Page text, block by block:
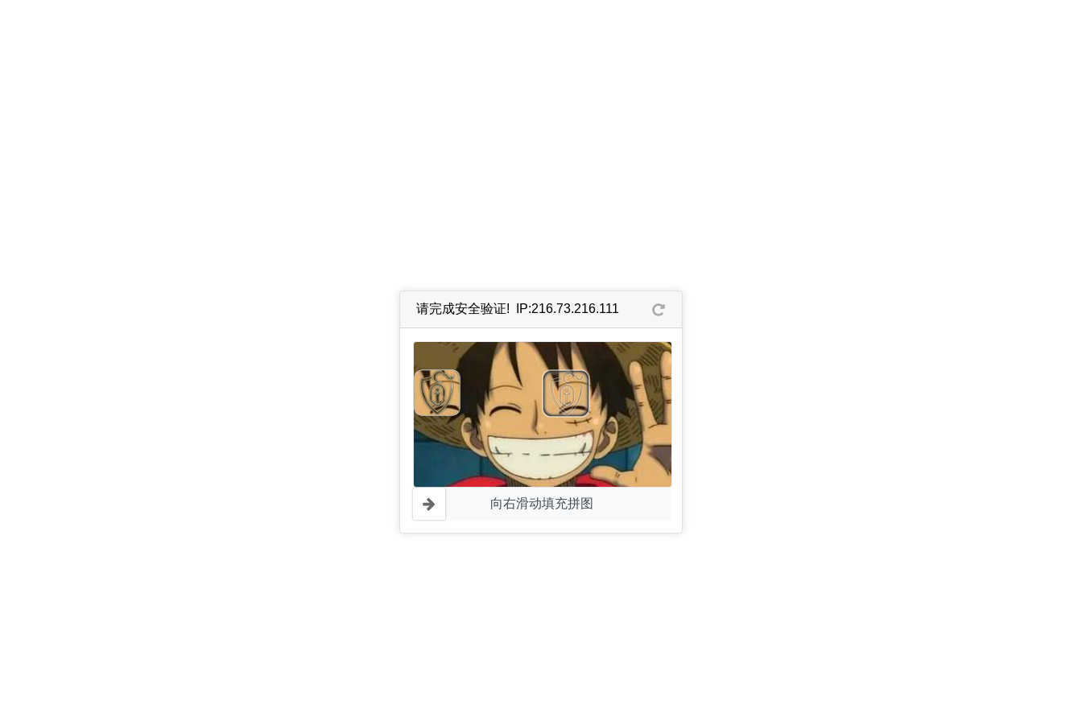
请完成安全验证! IP:216.73.216.111
向右滑动填充拼图